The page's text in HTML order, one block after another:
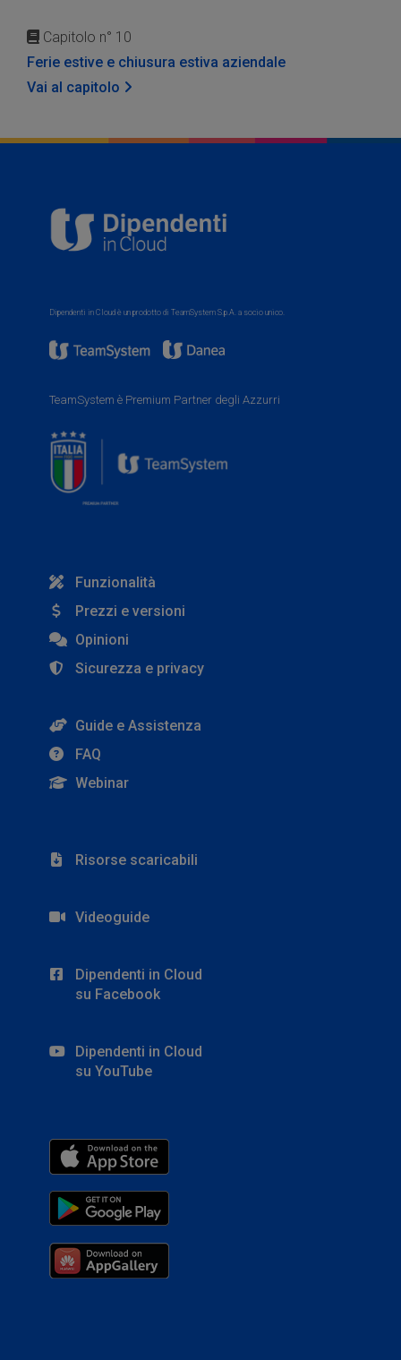
Capitolo n° 10
Ferie estive e chiusura estiva aziendale
Vai al capitolo
Dipendenti in Cloud è un prodotto di TeamSystem S.p.A. a socio unico.
TeamSystem è Premium Partner degli Azzurri
Funzionalità
Prezzi e versioni
Opinioni
Sicurezza e privacy
Guide e Assistenza
FAQ
Webinar
Risorse scaricabili
Videoguide
Dipendenti in Cloud
su Facebook
Dipendenti in Cloud
su YouTube